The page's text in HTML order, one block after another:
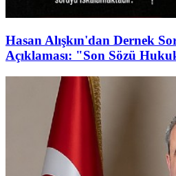
Hasan Alışkın'dan Dernek
Açıklaması: "Son Sözü